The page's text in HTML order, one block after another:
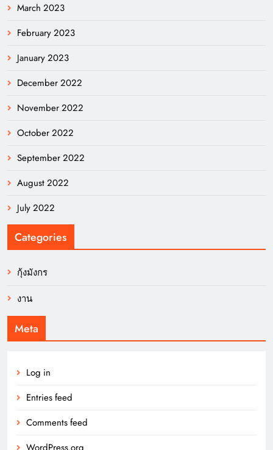
March 2023
February 2023
January 2023
December 2022
November 2022
October 2022
September 2022
August 2022
July 2022
Categories
กุ้งมังกร
งาน
Meta
Log in
Entries feed
Comments feed